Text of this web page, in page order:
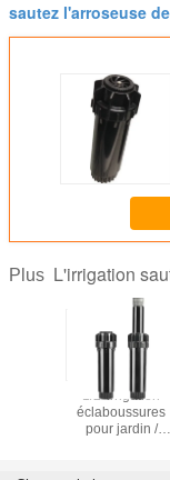
sautez l'arroseuse
Plus L'irrigation
1/2' irrigation
éclaboussures
pour jardin /